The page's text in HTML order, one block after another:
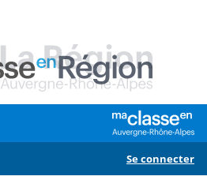
Se connecter